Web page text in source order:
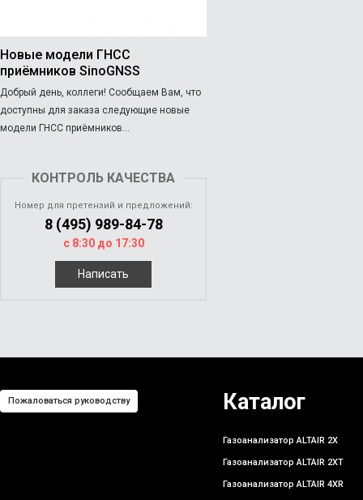
Новые модели ГНСС
приёмников SinoGNSS
Добрый день, коллеги! Сообщаем Вам, что
доступны для заказа следующие новые
модели ГНСС приёмников...
КОНТРОЛЬ КАЧЕСТВА
Номер для претензий и предложений:
8 (495) 989-84-78
с 8:30 до 17:30
Написать
Пожаловаться руководству Каталог
Газоанализатор ALTAIR 2X
Газоанализатор ALTAIR 2XT
Газоанализатор ALTAIR 4XR